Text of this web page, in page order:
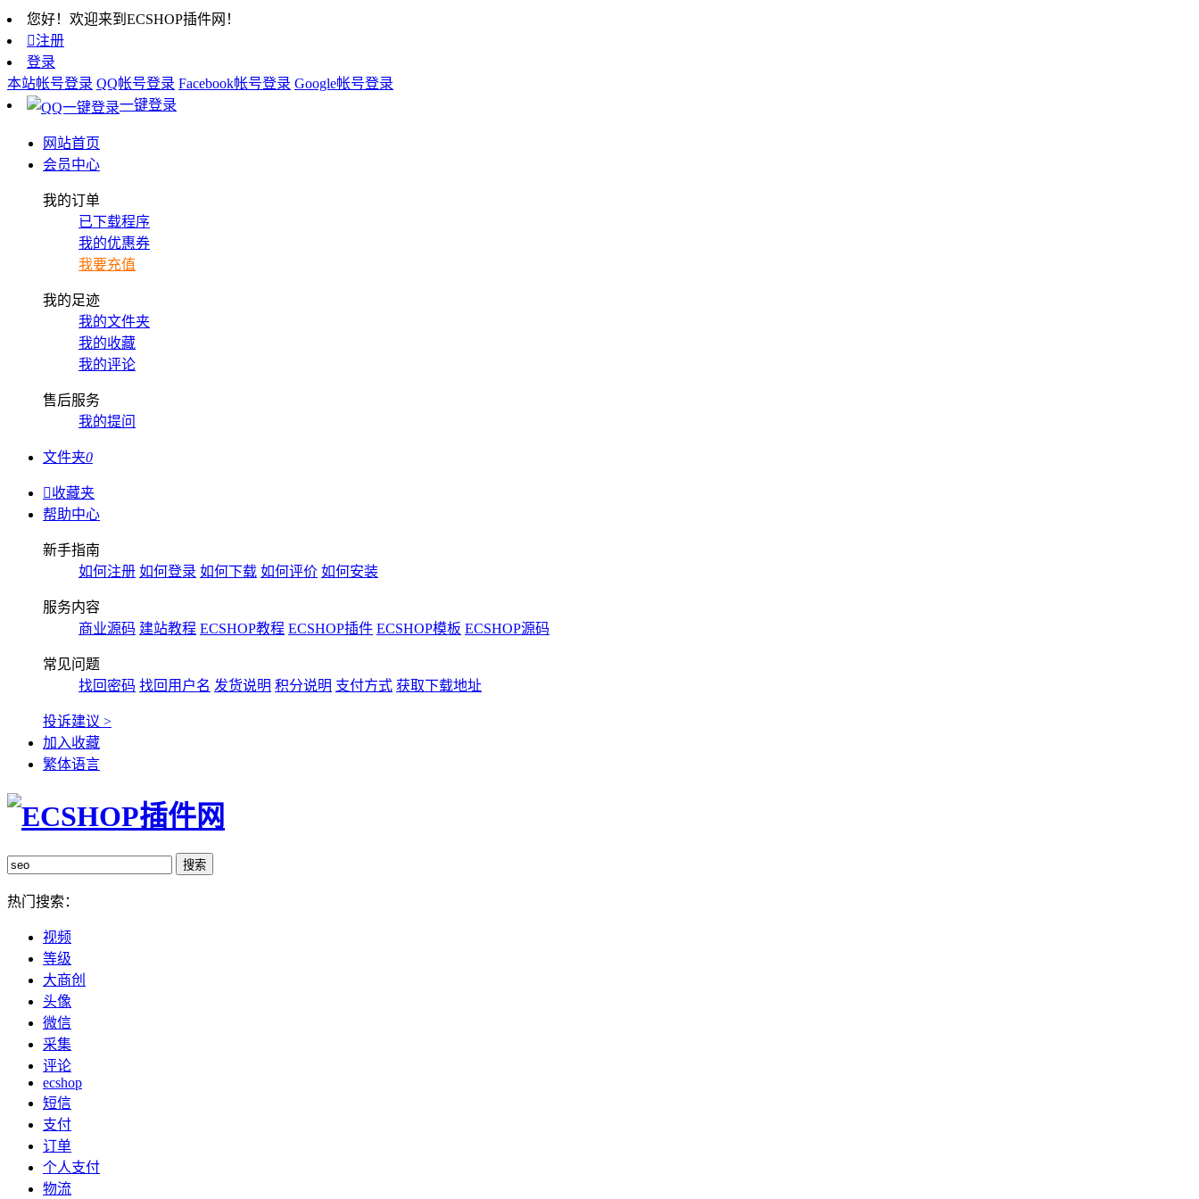
您好！欢迎来到ECSHOP插件网！
注册
登录
本站帐号登录 QQ帐号登录 Facebook帐号登录 Google帐号登录
一键登录
网站首页
会员中心
我的订单
已下载程序
我的优惠券
我要充值
我的足迹
我的文件夹
我的收藏
我的评论
售后服务
我的提问
文件夹0
收藏夹
帮助中心
新手指南
如何注册 如何登录 如何下载 如何评价 如何安装
服务内容
商业源码 建站教程 ECSHOP教程 ECSHOP插件 ECSHOP模板 ECSHOP源码
常见问题
找回密码 找回用户名 发货说明 积分说明 支付方式 获取下载地址
投诉建议 >
加入收藏
繁体语言
热门搜索：
视频
等级
大商创
头像
微信
采集
评论
ecshop
短信
支付
订单
个人支付
物流